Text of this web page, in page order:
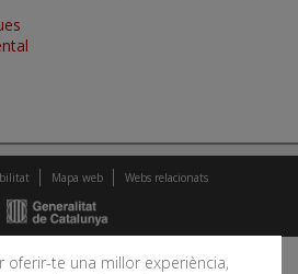
oferir-te una millor experiència,
Mapa web Webs relacionats